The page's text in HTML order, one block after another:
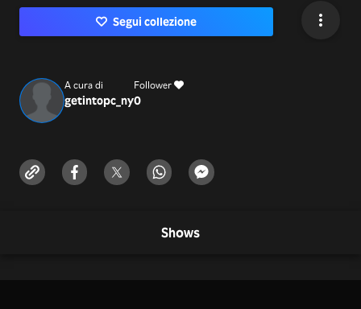
time.
Segui collezione
A cura di
getintopc_ny
Follower
0
Shows